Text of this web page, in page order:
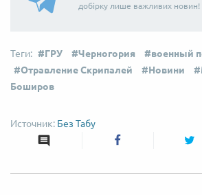
добірку лише важливих новин!
ГРУ Черногория военный
Отравление Скрипалей
Новини
Боширов
Без Табу